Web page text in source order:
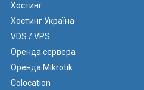
Хостинг
Хостинг Україна
VDS / VPS
Оренда сервера
Оренда Mikrotik
Colocation